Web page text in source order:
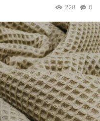
0
228